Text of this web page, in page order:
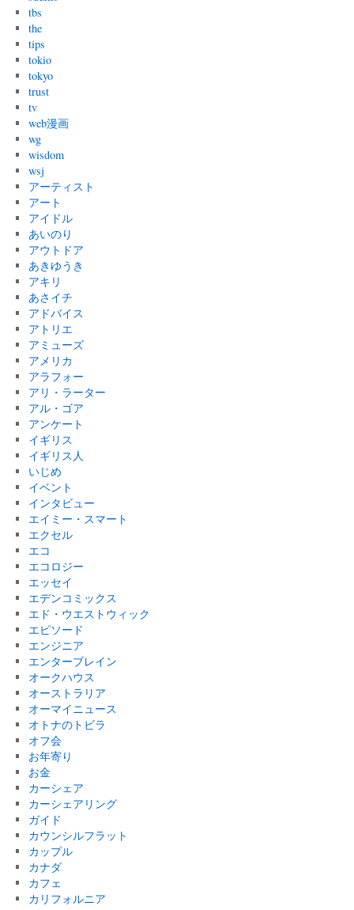
tbs
the
tips
tokio
tokyo
trust
tv
web漫画
wg
wisdom
wsj
アーティスト
アート
アイドル
あいのり
アウトドア
あきゆうき
アキリ
あさイチ
アドバイス
アトリエ
アミューズ
アメリカ
アラフォー
アリ・ラーター
アル・ゴア
アンケート
イギリス
イギリス人
いじめ
イベント
インタビュー
エイミー・スマート
エクセル
エコ
エコロジー
エッセイ
エデンコミックス
エド・ウエストウィック
エピソード
エンジニア
エンターブレイン
オークハウス
オーストラリア
オーマイニュース
オトナのトビラ
オフ会
お年寄り
お金
カーシェア
カーシェアリング
ガイド
カウンシルフラット
カップル
カナダ
カフェ
カリフォルニア